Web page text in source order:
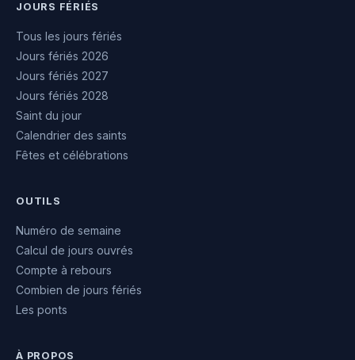
JOURS FÉRIÉS
Tous les jours fériés
Jours fériés 2026
Jours fériés 2027
Jours fériés 2028
Saint du jour
Calendrier des saints
Fêtes et célébrations
OUTILS
Numéro de semaine
Calcul de jours ouvrés
Compte à rebours
Combien de jours fériés
Les ponts
À PROPOS